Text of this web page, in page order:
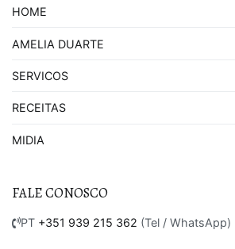
HOME
AMELIA DUARTE
SERVICOS
RECEITAS
MIDIA
FALE CONOSCO
PT +351 939 215 362 (Tel / WhatsApp)